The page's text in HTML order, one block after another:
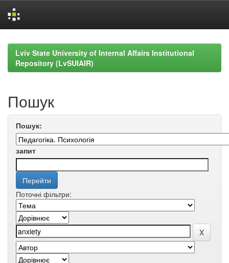
navigationLviv State University of Internal Affairs Institutional
Repository (LvSUIAIR)
Пошук
Пошук:
запит
Поточні фільтри: